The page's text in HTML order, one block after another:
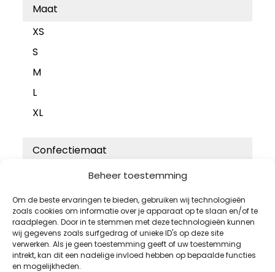
Beheer toestemming
Om de beste ervaringen te bieden, gebruiken wij technologieën
zoals cookies om informatie over je apparaat op te slaan en/of te
raadplegen. Door in te stemmen met deze technologieën kunnen
wij gegevens zoals surfgedrag of unieke ID's op deze site
verwerken. Als je geen toestemming geeft of uw toestemming
intrekt, kan dit een nadelige invloed hebben op bepaalde functies
en mogelijkheden.
Maat
XS
S
M
L
XL
Confectiemaat
50
52
54